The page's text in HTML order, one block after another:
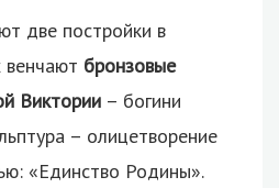
две постройки в
венчают бронзовые
Виктории – богини
– олицетворение
«Единство Родины».